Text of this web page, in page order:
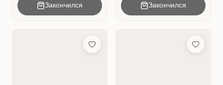
Закончился Закончился
Add to Wish List Add to